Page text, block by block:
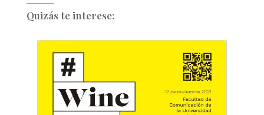
Quizás te interese: